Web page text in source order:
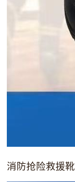
消防抢险救援靴